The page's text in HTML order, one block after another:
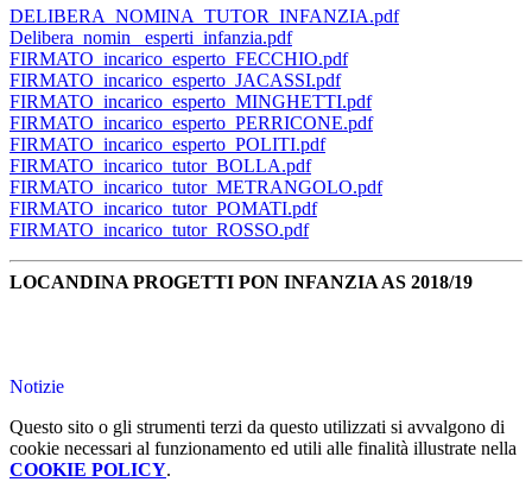
DELIBERA_NOMINA_TUTOR_INFANZIA.pdf
Delibera_nomin_ esperti_infanzia.pdf
FIRMATO_incarico_esperto_FECCHIO.pdf
FIRMATO_incarico_esperto_JACASSI.pdf
FIRMATO_incarico_esperto_MINGHETTI.pdf
FIRMATO_incarico_esperto_PERRICONE.pdf
FIRMATO_incarico_esperto_POLITI.pdf
FIRMATO_incarico_tutor_BOLLA.pdf
FIRMATO_incarico_tutor_METRANGOLO.pdf
FIRMATO_incarico_tutor_POMATI.pdf
FIRMATO_incarico_tutor_ROSSO.pdf
LOCANDINA PROGETTI PON INFANZIA AS 2018/19
Notizie
Questo sito o gli strumenti terzi da questo utilizzati si avvalgono di
cookie necessari al funzionamento ed utili alle finalità illustrate nella
COOKIE POLICY.